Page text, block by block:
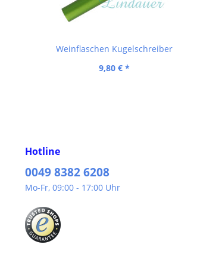
Weinflaschen Kugelschreiber
9,80 € *
Hotline
0049 8382 6208
Mo-Fr, 09:00 - 17:00 Uhr